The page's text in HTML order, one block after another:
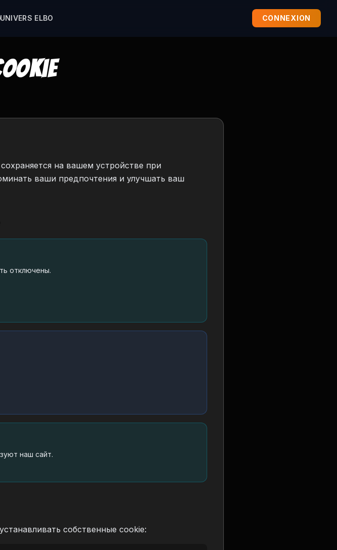
UNIVERS ELBO CONNEXION
на вашем устройстве при
ваши предпочтения и улучшать ваш
отключены.
наш сайт.
собственные cookie: